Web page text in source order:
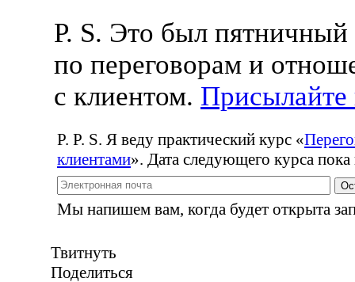
P. S. Это был пятничный
по переговорам и
с клиентом.
P. P. S. Я веду практический курс «
клиентами». Дата следующего курса пока
Мы напишем вам, когда будет открыта
Твитнуть
Поделиться